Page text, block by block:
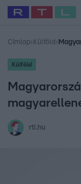
Legfrissebb RTL Híradó
Babits Marcella
Címlap› Külföld ›
Külföld
rtl.hu